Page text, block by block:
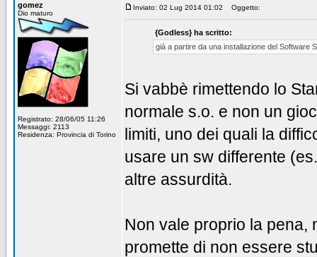
gomez
Dio maturo
Registrato: 28/06/05 11:26
Messaggi: 2113
Residenza: Provincia di Torino
Inviato: 02 Lug 2014 01:02 Oggetto:
{Godless} ha scritto:
già a partire da una installazione del Software
Si vabbè rimettendo lo
normale s.o. e non un
limiti, uno dei quali la
usare un sw differente
altre assurdità.
Non vale proprio la pena,
promette di non essere